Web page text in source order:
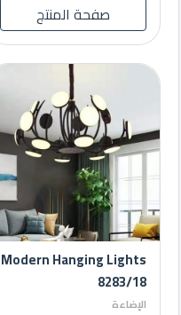
صفحة المنتج
Modern Hanging Lights
8283/18
الإضاءة